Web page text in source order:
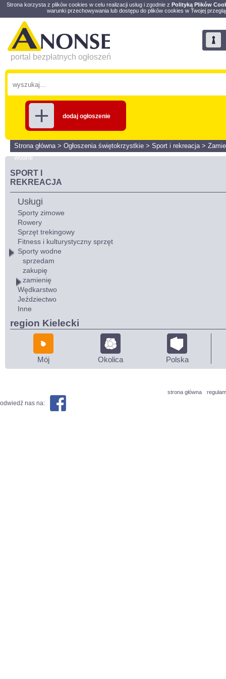
Strona korzysta z plików cookies w celu realizacji usług i zgodnie z Polityką Plików
warunki przechowywania lub dostępu do plików cookies w Twojej
portal bezpłatnych ogłoszeń
dodaj ogłoszenie
Strona główna> Ogłoszenia świętokrzystkie > Sport i rekreacja>
wodne
SPORT I
REKREACJA
Usługi
Sporty zimowe
Rowery
Sprzęt trekingowy
Fitness i kulturystyczny sprzęt
Sporty wodne
sprzedam
zakupię
zamienię
Wędkarstwo
Jeździectwo
Inne
region Kielecki
Mój Okolica Polska
strona główna
odwiedź nas na: